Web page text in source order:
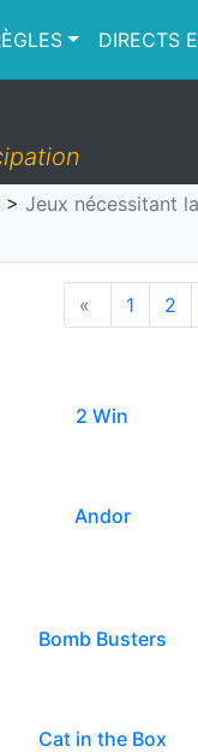
DIRECTS
> Jeux nécessitant
« 1 2
2 Win
Andor
Bomb Busters
Cat in the Box